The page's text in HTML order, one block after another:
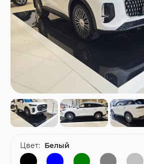
Цвет: Белый